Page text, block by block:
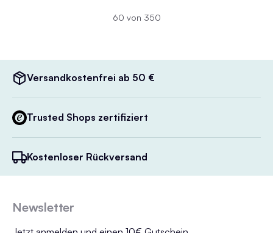
60 von 350
Versandkostenfrei ab 50 €
Trusted Shops zertifiziert
Kostenloser Rückversand
Newsletter